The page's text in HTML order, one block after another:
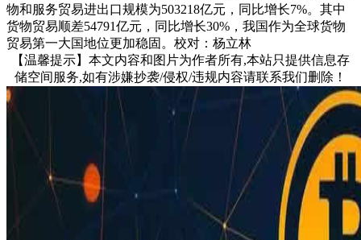
物和服务贸易进出口规模为503218亿元，同比增长7%。其中
货物贸易顺差54791亿元，同比增长30%，我国作为全球货物
贸易第一大国地位更加稳固。校对：杨立林
【温馨提示】本文内容和图片为作者所有,本站只提供信息存
储空间服务,如有涉嫌抄袭/侵权/违规内容请联系我们删除！